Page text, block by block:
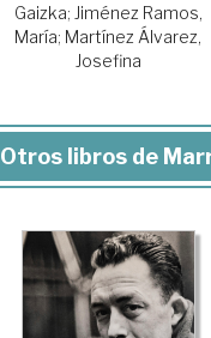
Gaizka; Jiménez Ramos,
María; Martínez Álvarez,
Josefina
Otros libros de